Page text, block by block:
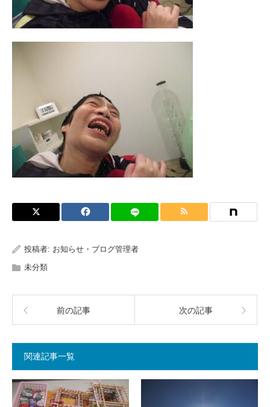
投稿者: お知らせ・ブログ管理者
未分類
前の記事 次の記事
関連記事一覧